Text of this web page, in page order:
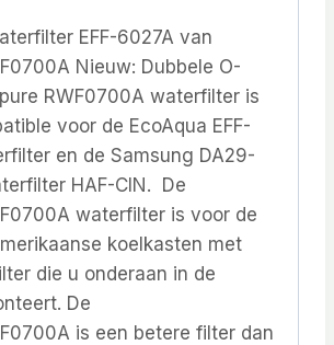
EFF-6027A van
Nieuw: Dubbele O-
RWF0700A waterfilter is
voor de EcoAqua EFF-
en de Samsung DA29-
HAF-CIN. De
waterfilter is voor de
koelkasten met
die u onderaan in de
De
is een betere filter dan